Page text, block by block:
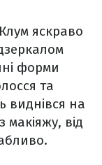
яскраво
форми
та
виднівся на
макіяжу, від